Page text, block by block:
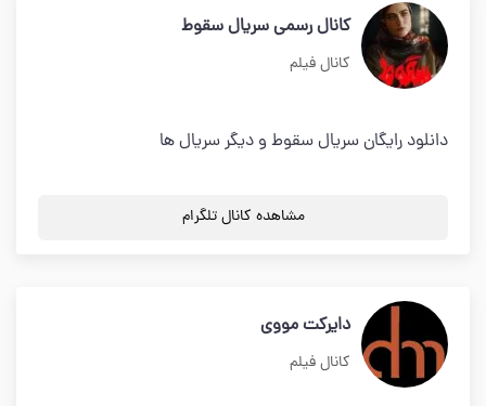
کانال رسمی سریال سقوط
کانال فیلم
دانلود رایگان سریال سقوط و دیگر سریال ها
مشاهده کانال تلگرام
دایرکت مووی
کانال فیلم